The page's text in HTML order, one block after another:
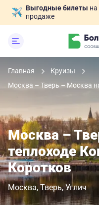
Выгодные билеты
продаже
Главная
Круизы
Москва – Тверь – Москва
Москва –
теплоходе
Коротков
Москва Тверь Углич